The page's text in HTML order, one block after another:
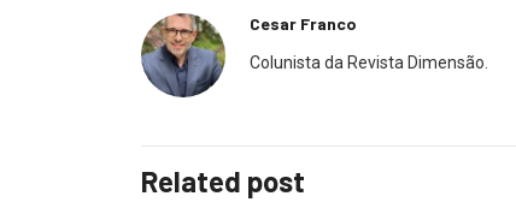
Cesar Franco
Colunista da Revista Dimensão.
Related post
GASTRONOMIA